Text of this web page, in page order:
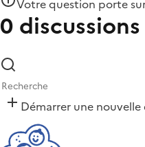
Votre question porte
0 discussions
Démarrer une nouvelle